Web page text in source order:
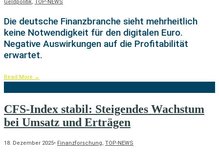
Geldpolitik, TOP-NEWS
Die deutsche Finanzbranche sieht mehrheitlich
keine Notwendigkeit für den digitalen Euro.
Negative Auswirkungen auf die Profitabilität
erwartet.
Read More →
CFS-Index stabil: Steigendes Wachstum
bei Umsatz und Erträgen
18. Dezember 2025• Finanzforschung, TOP-NEWS